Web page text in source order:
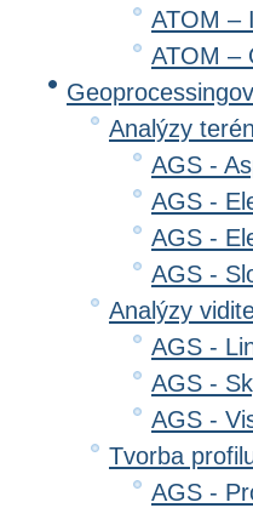
ATOM –
ATOM –
Analýzy
AGS -
AGS -
AGS -
AGS -
Analýzy
AGS -
AGS -
AGS -
Tvorba
AGS -